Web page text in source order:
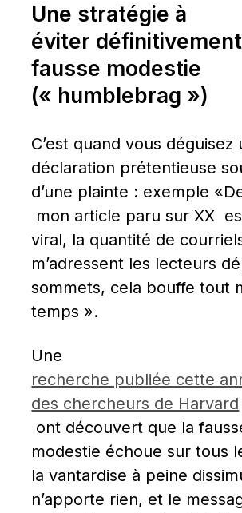
Une stratégie à
éviter
fausse modestie
(« humblebrag »)
C’est quand vous déguisez
déclaration prétentieuse
d’une plainte : exemple
mon article paru sur XX
viral, la quantité de
m’adressent les lecteurs
sommets, cela bouffe tout
temps ».
Une
recherche publiée cette
des chercheurs de Harvard
ont découvert que la
modestie échoue sur tous
la vantardise à peine
n’apporte rien, et le